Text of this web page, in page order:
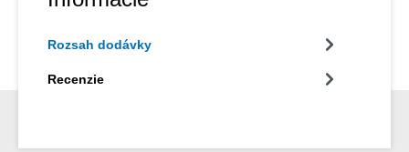
Rozsah dodávky
Recenzie